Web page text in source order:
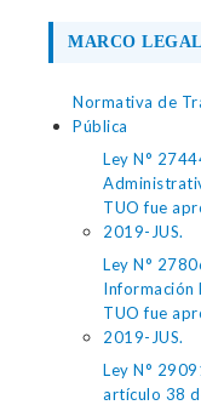
MARCO LEGAL
Normativa de
Pública
Ley N°
TUO fue
2019-JUS.
Ley N°
Información
TUO fue
2019-JUS.
Ley N°
artículo 38